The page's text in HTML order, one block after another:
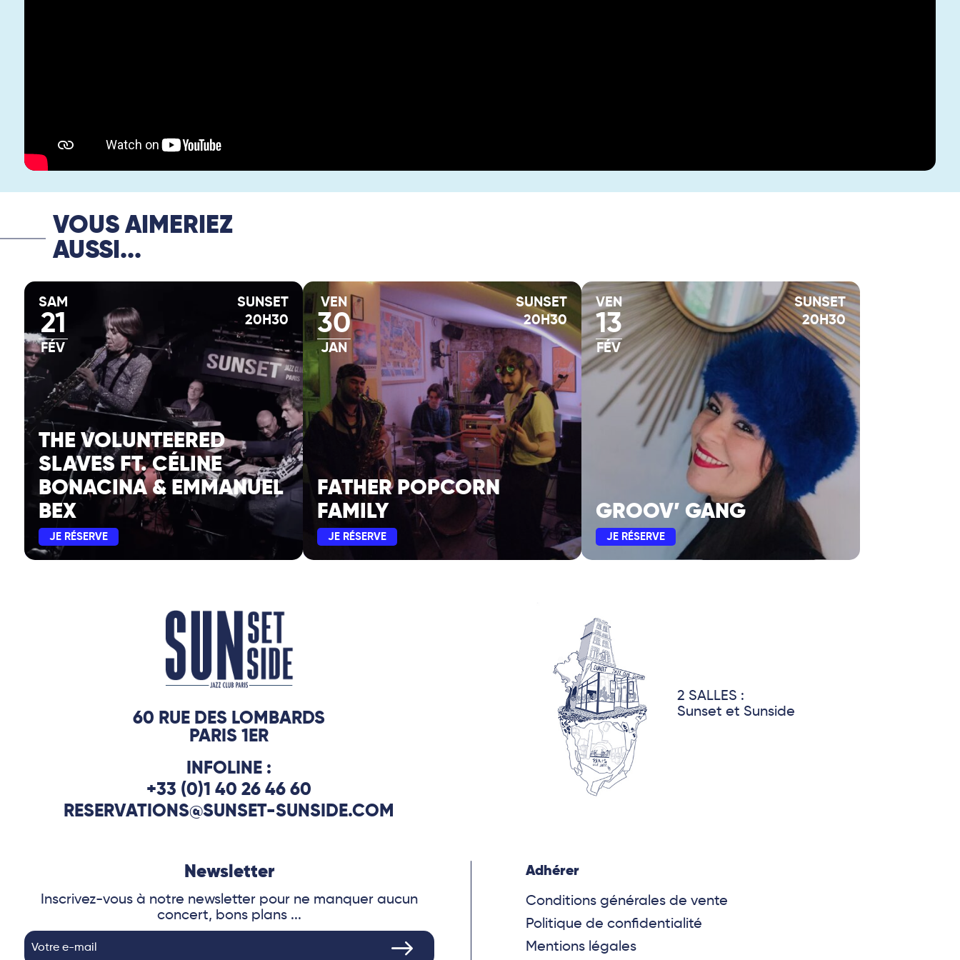
VOUS AIMERIEZ
AUSSI...
SAM
21
FÉV
SUNSET
20H30
THE VOLUNTEERED
SLAVES FT. CÉLINE
BONACINA & EMMANUEL
BEX
JE RÉSERVE
VEN
30
JAN
SUNSET
20H30
FATHER POPCORN
FAMILY
JE RÉSERVE
VEN
13
FÉV
SUNSET
20H30
GROOV’ GANG
JE RÉSERVE
60 RUE DES LOMBARDS
PARIS 1ER
INFOLINE :
+33 (0)1 40 26 46 60
RESERVATIONS@SUNSET-SUNSIDE.COM
2 SALLES :
Sunset et Sunside
Newsletter
Inscrivez-vous à notre newsletter pour ne manquer aucun
concert, bons plans ...
Adhérer
Conditions générales de vente
Politique de confidentialité
Mentions légales